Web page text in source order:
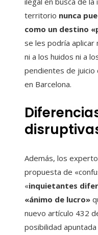
territorio nunca
como un destino
se les podría aplicar
ni a los huidos ni a
pendientes de
en Barcelona.
Además, los
propuesta de
«inquietantes
«ánimo de lucro»
nuevo artículo 432
posibilidad apuntada